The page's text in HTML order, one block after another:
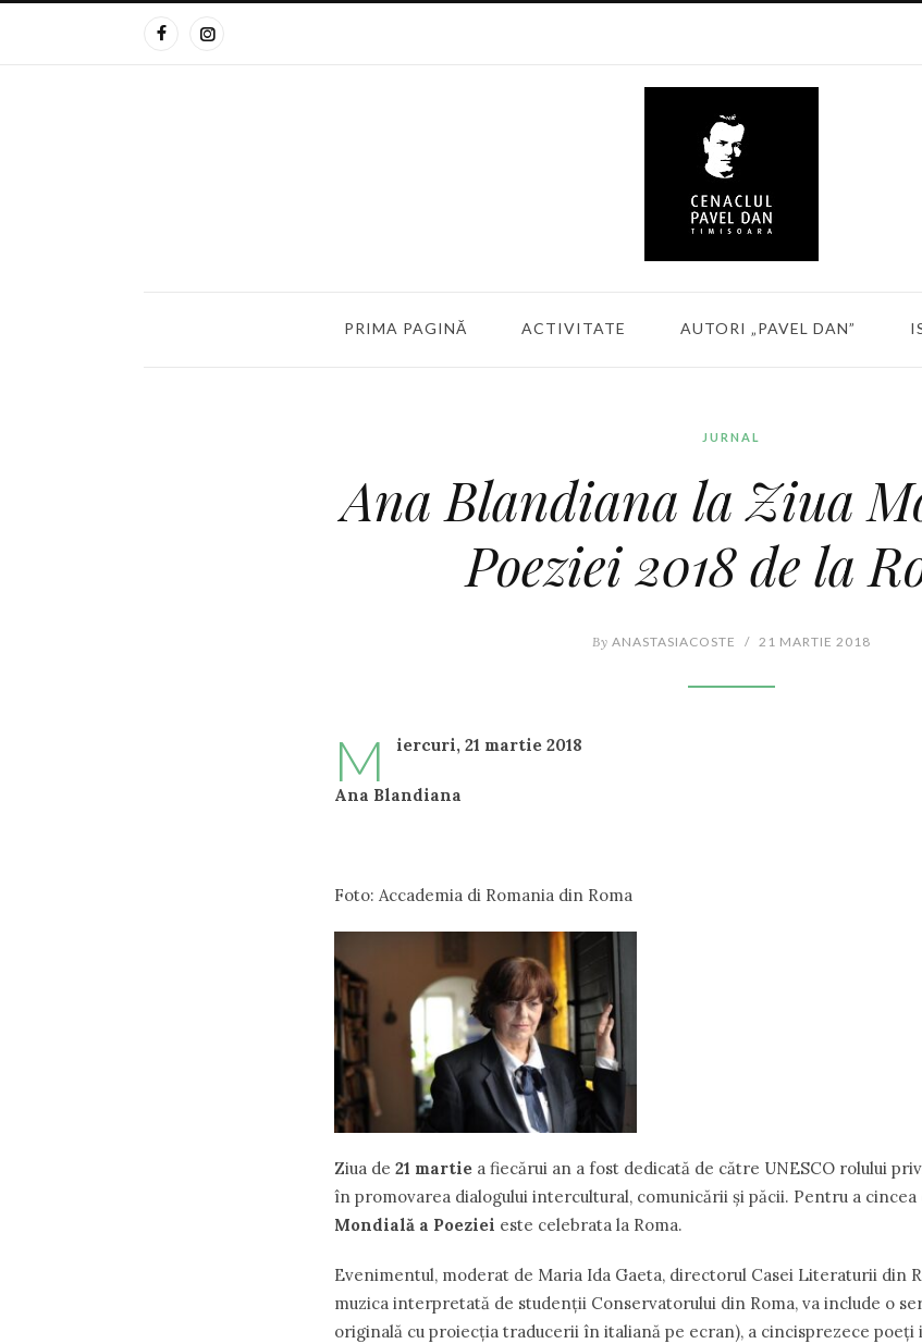
PRIMA PAGINĂ ACTIVITATE AUTORI „PAVEL DAN”
JURNAL
Ana Blandiana la Ziua
Poeziei 2018 de la
By ANASTASIACOSTE / 21 MARTIE 2018
M iercuri, 21 martie 2018
Ana Blandiana
Foto: Accademia di Romania din Roma
Ziua de 21 martie a fiecărui an a fost dedicată de către UNESCO rolului
în promovarea dialogului intercultural, comunicării şi păcii. Pentru a cincea
Mondială a Poeziei este celebrata la Roma.
Evenimentul, moderat de Maria Ida Gaeta, directorul Casei Literaturii din
muzica interpretată de studenții Conservatorului din Roma, va include o
originală cu proiecția traducerii în italiană pe ecran), a cincisprezece poeţi